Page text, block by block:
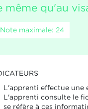
même qu'au
Note maximale: 24
L'apprenti effectue une
L'apprenti consulte le
se réfère à ces